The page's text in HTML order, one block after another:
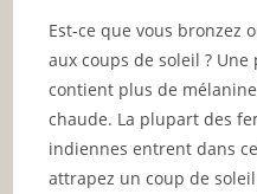
Est-ce que vous bronzez
aux coups de soleil ?
contient plus de
chaude. La plupart des
indiennes entrent dans
attrapez un coup de